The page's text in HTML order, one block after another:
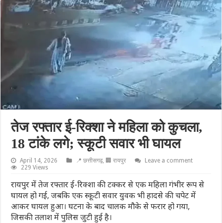
तेज रफ्तार ई-रिक्शा ने महिला को कुचला,
18 टांके लगे; स्कूटी सवार भी घायल
April 14, 2026 📍 छत्तीसगढ़, 🏢 रायपुर
Leave a comment
229 Views
रायपुर में तेज रफ्तार ई-रिक्शा की टक्कर से एक महिला गंभीर रूप से
घायल हो गई, जबकि एक स्कूटी सवार युवक भी हादसे की चपेट में
आकर घायल हुआ। घटना के बाद चालक मौके से फरार हो गया,
जिसकी तलाश में पुलिस जुटी हुई है।